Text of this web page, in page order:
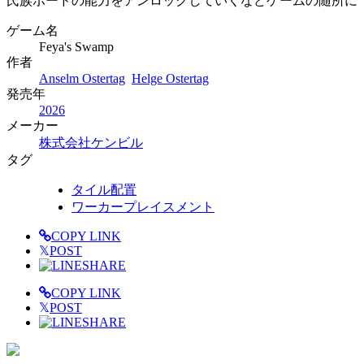
ゲーム名
Feya's Swamp
作者
Anselm Ostertag Helge Ostertag
発売年
2026
メーカー
株式会社ケンビル
タグ
タイル配置
ワーカープレイスメント
COPY LINK
𝕏POST
SHARE
COPY LINK
𝕏POST
SHARE